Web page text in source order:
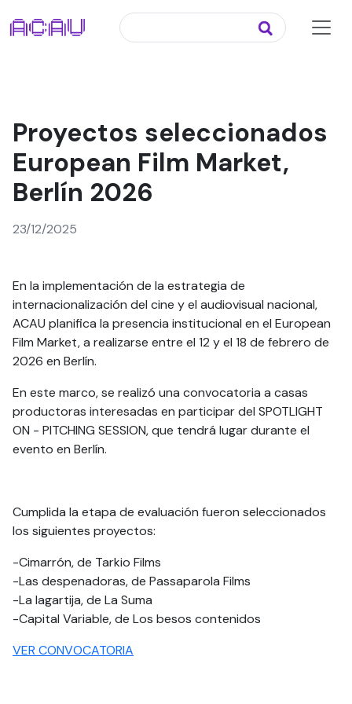
Proyectos seleccionados
European Film Market,
Berlín 2026
23/12/2025
En la implementación de la estrategia de
internacionalización del cine y el audiovisual nacional,
ACAU planifica la presencia institucional en el European
Film Market, a realizarse entre el 12 y el 18 de febrero de
2026 en Berlín.
En este marco, se realizó una convocatoria a casas
productoras interesadas en participar del SPOTLIGHT
ON - PITCHING SESSION, que tendrá lugar durante el
evento en Berlín.
Cumplida la etapa de evaluación fueron seleccionados
los siguientes proyectos:
-Cimarrón, de Tarkio Films
-Las despenadoras, de Passaparola Films
-La lagartija, de La Suma
-Capital Variable, de Los besos contenidos
VER CONVOCATORIA